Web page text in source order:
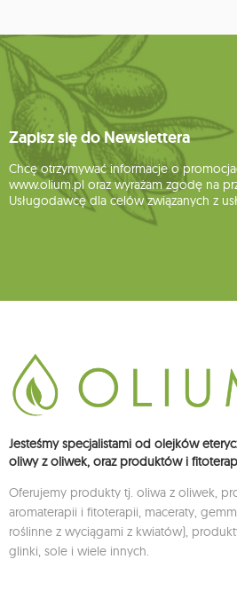
Zapisz się do Newslettera
Chcę otrzymywać informacje o
www.olium.pl oraz wyrażam zgodę na
Usługodawcę dla celów związanych z
Jesteśmy specjalistami od olejków
oliwy z oliwek, oraz produktów i
Oferujemy produkty tj. oliwa z oliwek,
aromaterapii i fitoterapii, maceraty,
roślinne z wyciągami z kwiatów),
glinki, sole i wiele innych.